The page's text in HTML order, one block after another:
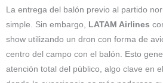
La entrega del balón previo al partido
simple. Sin embargo,
LATAM Airlines
show utilizando un dron con forma de
centro del campo con el balón. Esto
atención total del público, algo clave en el